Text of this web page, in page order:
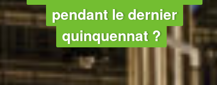
pendant le dernier
quinquennat ?